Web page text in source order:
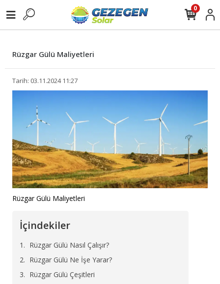
0
Rüzgar Gülü Maliyetleri
Tarih: 03.11.2024 11:27
Rüzgar Gülü Maliyetleri
İçindekiler
Rüzgar Gülü Nasıl Çalışır?
Rüzgar Gülü Ne İşe Yarar?
Rüzgar Gülü Çeşitleri